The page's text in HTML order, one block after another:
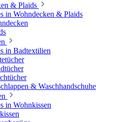
& Plaids
in Wohndecken & Plaids
in Badtextilien
& Waschhandschuhe
in Wohnkissen